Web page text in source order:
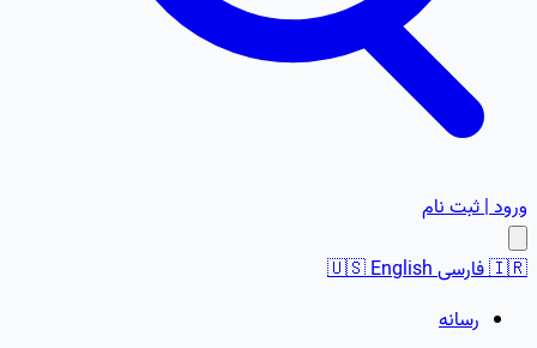
ورود | ثبت نام
🇮🇷فارسی 🇺🇸English
رسانه